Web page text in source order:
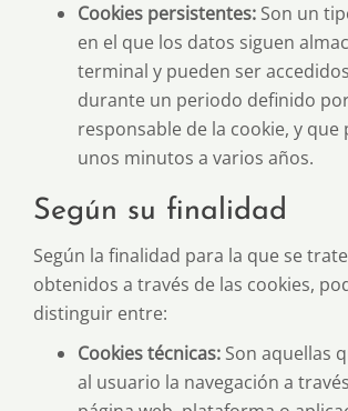
Cookies persistentes: Son un
en el que los datos siguen
terminal y pueden ser
durante un periodo definido
responsable de la cookie, y que
unos minutos a varios años.
Según su finalidad
Según la finalidad para la que se
obtenidos a través de las cookies,
distinguir entre:
Cookies técnicas: Son aquellas
al usuario la navegación a